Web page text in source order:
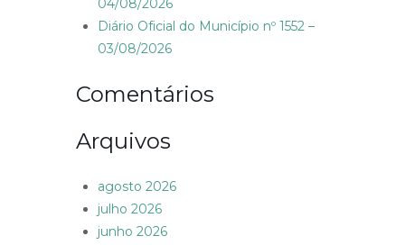
04/08/2026
Diário Oficial do Município nº 1552 –
03/08/2026
Comentários
Arquivos
agosto 2026
julho 2026
junho 2026